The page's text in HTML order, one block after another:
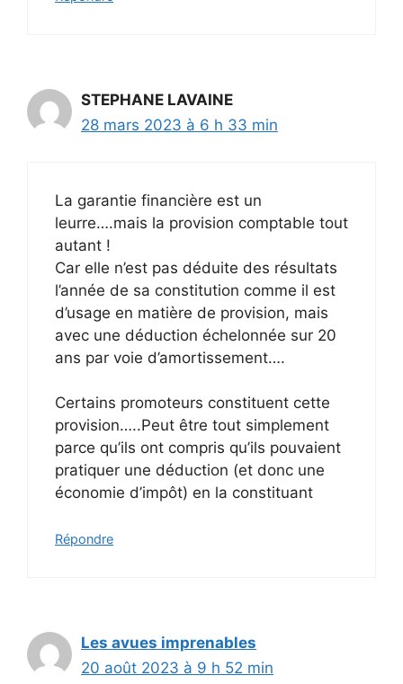
STEPHANE LAVAINE
28 mars 2023 à 6 h 33 min
La garantie financière est un
leurre….mais la provision comptable tout
autant !
Car elle n’est pas déduite des résultats
l’année de sa constitution comme il est
d’usage en matière de provision, mais
avec une déduction échelonnée sur 20
ans par voie d’amortissement….
Certains promoteurs constituent cette
provision…..Peut être tout simplement
parce qu’ils ont compris qu’ils pouvaient
pratiquer une déduction (et donc une
économie d’impôt) en la constituant
Répondre
Les avues imprenables
20 août 2023 à 9 h 52 min